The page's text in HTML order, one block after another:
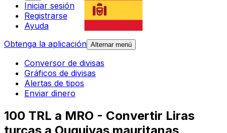
Iniciar sesión
Registrarse
Ayuda
Obtenga la aplicación Alternar menú
Conversor de divisas
Gráficos de divisas
Alertas de tipos
Enviar dinero
100 TRL a MRO - Convertir Liras